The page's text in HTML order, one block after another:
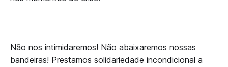
Não nos intimidaremos! Não abaixaremos nossas
bandeiras! Prestamos solidariedade incondicional a